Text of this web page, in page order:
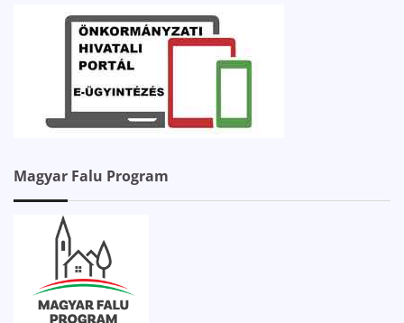
Magyar Falu Program